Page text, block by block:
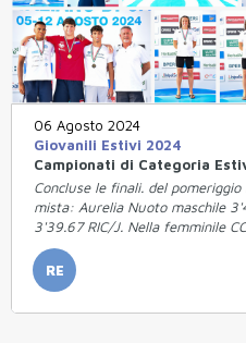
06 Agosto 2024
Giovanili Estivi 2024
Campionati di Categoria
Concluse le finali. del
mista: Aurelia Nuoto maschile
3'39.67 RIC/J. Nella femminile
RE